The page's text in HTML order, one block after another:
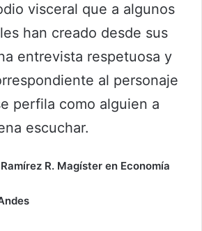
visceral que a algunos
han creado desde sus
entrevista respetuosa y
al personaje
perfila como alguien a
escuchar.
R. Magíster en Economía